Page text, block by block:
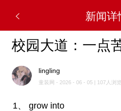
新闻详
校园大道：一点
lingling
童装网 - 2026 - 06 - 05 | 107人浏览
1、 grow into